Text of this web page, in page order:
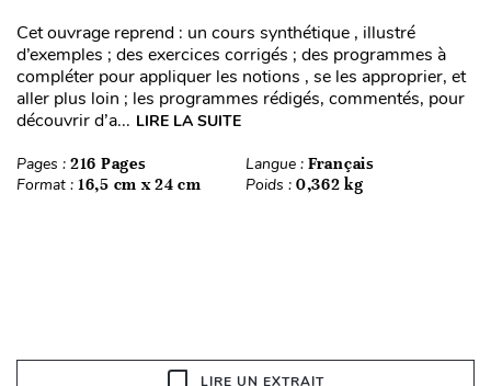
Cet ouvrage reprend : un cours synthétique , illustré
d’exemples ; des exercices corrigés ; des programmes à
compléter pour appliquer les notions , se les approprier, et
aller plus loin ; les programmes rédigés, commentés, pour
découvrir d’a... LIRE LA SUITE
Pages : 216 Pages Langue : Français
Format : 16,5 cm x 24 cm Poids : 0,362 kg
LIRE UN EXTRAIT